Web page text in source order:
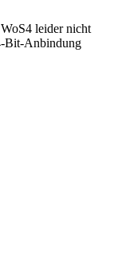
leider nicht
Bit-Anbindung